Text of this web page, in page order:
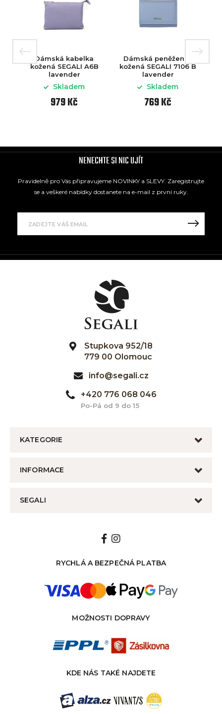
Dámská kabelka
kožená SEGALI A6B
lavender
Skladem
979 Kč
Dámská peněženka
kožená SEGALI 7106 B
lavender
Skladem
769 Kč
NENECHTE SI NIC UJÍT
Pravidelně pro Vás připravujeme NOVINKY a SLEVY. Zaregistrujte
se a veškeré nabídky dostanete na e-mail z první ruky.
Stupkova 952/18
779 00 Olomouc
info@segali.cz
+420 776 068 046
Po-Pá od 9 do 15
KATEGORIE
INFORMACE
SEGALI
RYCHLÁ A BEZPEČNÁ PLATBA
MOŽNOSTI DOPRAVY
KDE NÁS TAKÉ NAJDETE